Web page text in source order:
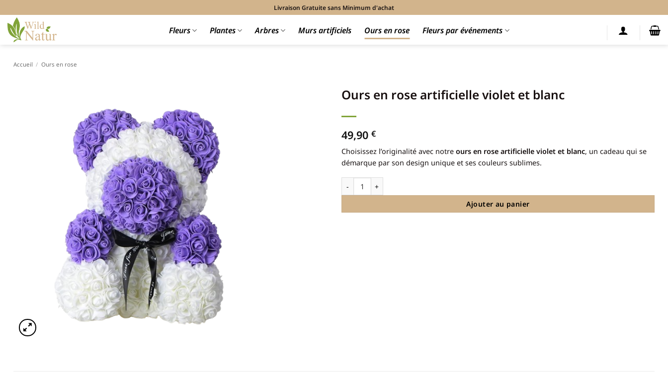
au
contenu
Livraison Gratuite sans Minimum d'achat
Fleurs Plantes Arbres Murs artificiels Ours en rose Fleurs par événements
Accueil / Ours en rose
Ours en rose artificielle violet et blanc
49,90 €
quantité de Ours en rose artificielle violet et blanc
Ajouter au panier
Choisissez l’originalité avec notre ours en rose artificielle violet et blanc, un cadeau qui se
démarque par son design unique et ses couleurs sublimes.